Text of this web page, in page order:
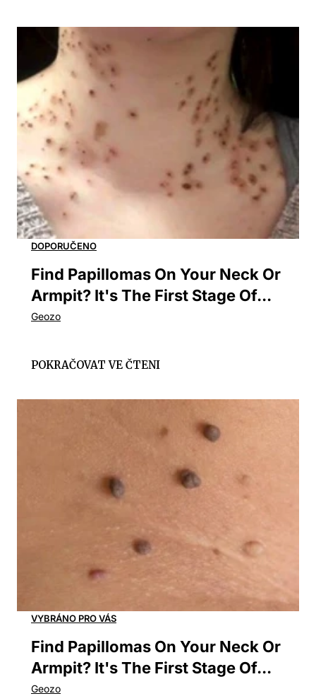
Find Papillomas On Your Neck Or
Armpit? It's The First Stage Of...
Find Papillomas On Your Neck Or
Armpit? It's The First Stage Of...